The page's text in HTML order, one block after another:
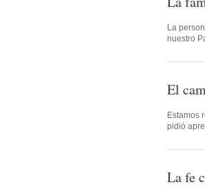
La
nuestro
El
Estamos
pidió
La fe